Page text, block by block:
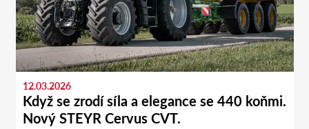
12.03.2026
Když se zrodí síla a elegance se 440 koňmi.
Nový STEYR Cervus CVT.